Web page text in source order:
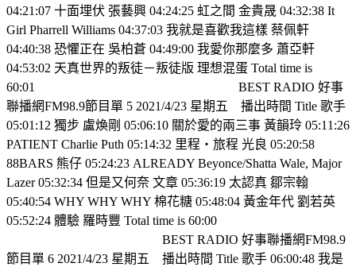
04:21:07 十面埋伏 張藝興 04:24:25 虹之間 金貴晟 04:32:38 It
Girl Pharrell Williams 04:37:03 我就是喜歡我這樣 蔡佩軒
04:40:38 恐懼正在 吳柏蒼 04:49:00 我愛你那麼多 蕭亞軒
04:53:02 天真世界的叛徒－叛徒版 理想混蛋 Total time is
60:01
BEST RADIO 好事
聯播網FM98.9節目單 5 2021/4/23 星期五
播出時間 Title 歌手
05:01:12 獨步 盧煥剛 05:06:10 關於愛的兩三事 黃韻玲 05:11:26
PATIENT Charlie Puth 05:14:32 里程‧旅程 光良 05:20:58
88BARS 熊仔 05:24:23 ALREADY Beyonce/Shatta Wale, Major
Lazer 05:32:34 但是又何奈 文章 05:36:19 太認真 鄒宗翰
05:40:54 WHY WHY WHY 棉花糖 05:48:04 黃金年代 劉若英
05:52:24 體驗 羅時豐 Total time is 60:00
BEST RADIO 好事聯播網FM98.9
節目單 6 2021/4/23 星期五
播出時間 Title 歌手 06:00:48 我是